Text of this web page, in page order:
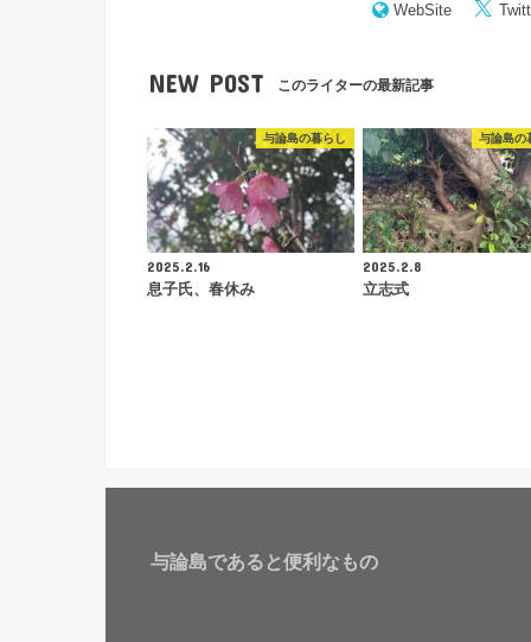
WebSite
NEW POST このライターの最新記事
与論島の暮らし
2025.2.16
息子氏、春休み
与論島の
2025.2.8
立志式
与論島であると便利なもの